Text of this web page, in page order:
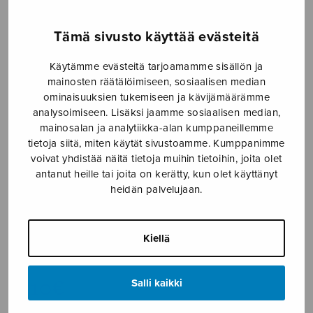
Tämä sivusto käyttää evästeitä
Käytämme evästeitä tarjoamamme sisällön ja
mainosten räätälöimiseen, sosiaalisen median
ominaisuuksien tukemiseen ja kävijämäärämme
analysoimiseen. Lisäksi jaamme sosiaalisen median,
mainosalan ja analytiikka-alan kumppaneillemme
tietoja siitä, miten käytät sivustoamme. Kumppanimme
voivat yhdistää näitä tietoja muihin tietoihin, joita olet
antanut heille tai joita on kerätty, kun olet käyttänyt
heidän palvelujaan.
Kiellä
Salli kaikki
songs for male voices
Force – songs
for male voices